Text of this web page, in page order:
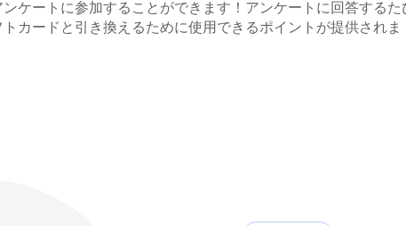
ケートに参加することができます！アンケートに回答するた
カードと引き換えるために使用できるポイントが提供されま